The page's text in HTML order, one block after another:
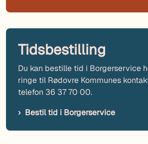
Tidsbestilling
Du kan bestille tid i Borgerservice
ringe til Rødovre Kommunes
telefon 36 37 70 00.
Bestil tid i Borgerservice